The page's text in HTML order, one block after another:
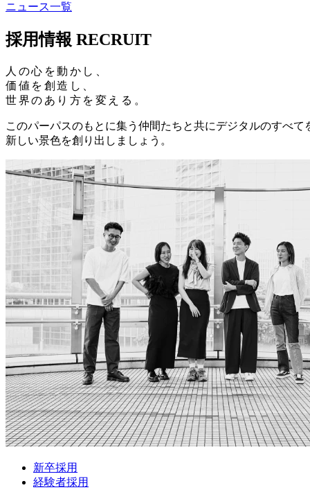
ニュース一覧
採用情報 RECRUIT
人の心を動かし、
価値を創造し、
世界のあり方を変える。
このパーパスのもとに集う仲間たちと共にデジタルのすべて
新しい景色を創り出しましょう。
新卒採用
経験者採用